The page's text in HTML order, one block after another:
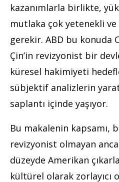
kazanımlarla birlikte,
mutlaka çok yetenekli
gerekir. ABD bu konuda
Çin’in revizyonist bir
küresel hakimiyeti
sübjektif analizlerin
saplantı içinde yaşıyor.
Bu makalenin kapsamı,
revizyonist olmayan
düzeyde Amerikan
kültürel olarak zorlayıcı